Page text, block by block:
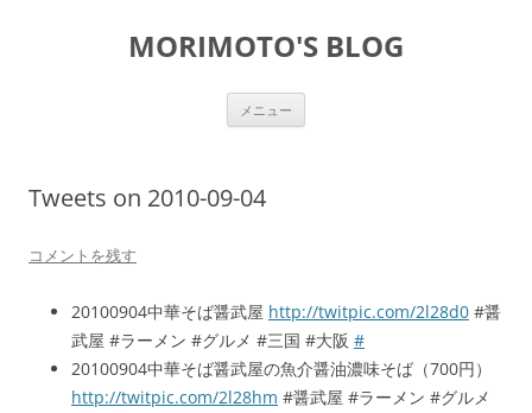
MORIMOTO'S BLOG
メニュー
Tweets on 2010-09-04
コメントを残す
20100904中華そば醤武屋 http://twitpic.com/2l28d0 #醤
武屋 #ラーメン #グルメ #三国 #大阪 #
20100904中華そば醤武屋の魚介醤油濃味そば（700円）
http://twitpic.com/2l28hm #醤武屋 #ラーメン #グルメ